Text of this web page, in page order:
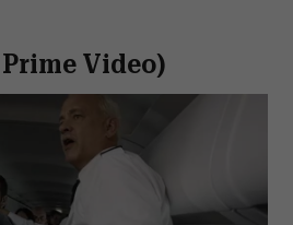
Prime Video)